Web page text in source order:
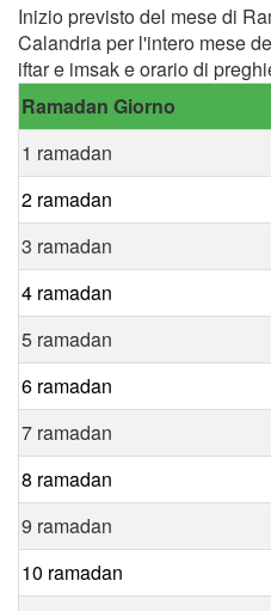
Inizio previsto del mese di
Calandria per l'intero mese
iftar e imsak e orario di
Ramadan Giorno
1 ramadan
2 ramadan
3 ramadan
4 ramadan
5 ramadan
6 ramadan
7 ramadan
8 ramadan
9 ramadan
10 ramadan